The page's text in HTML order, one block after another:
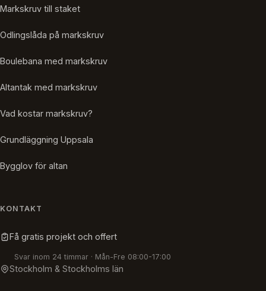
Markskruv till staket
Odlingslåda på markskruv
Boulebana med markskruv
Altantak med markskruv
Vad kostar markskruv?
Grundläggning Uppsala
Bygglov för altan
KONTAKT
Få gratis projekt och offert
Svar inom 24 timmar · Mån-Fre 08:00-17:00
Stockholm & Stockholms län